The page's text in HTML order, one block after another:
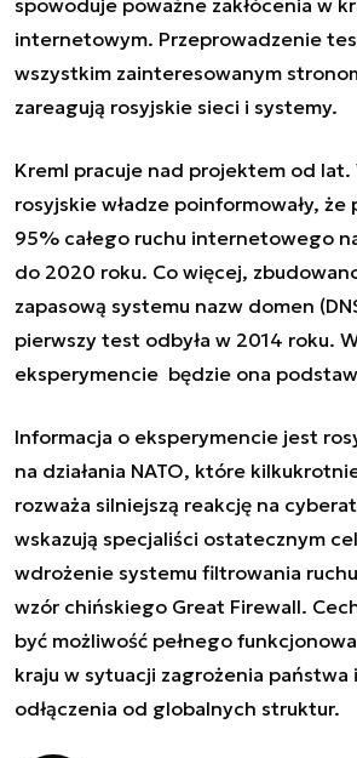
internetowym. Przeprowadzenie
wszystkim zainteresowanym
zareagują rosyjskie sieci i systemy.
Kreml pracuje nad projektem od lat.
rosyjskie władze poinformowały, że
95% całego ruchu internetowego
do 2020 roku. Co więcej,
zapasową systemu nazw domen
pierwszy test odbyła w 2014 roku.
eksperymencie będzie ona
Informacja o eksperymencie jest
na działania NATO, które
rozważa silniejszą reakcję na
wskazują specjaliści ostatecznym
wdrożenie systemu filtrowania
wzór chińskiego Great Firewall.
być możliwość pełnego
kraju w sytuacji zagrożenia państwa
odłączenia od globalnych struktur.